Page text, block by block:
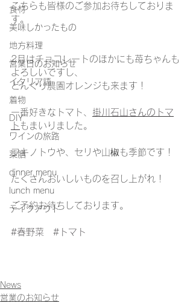
食材
美味しかったもの
地方料理
営業日のお知らせ
イタリア語
着物
DIY
ワインの旅路
薬膳
dinner menu
lunch menu
テイクアウト
こちらも皆様のご参加お待ちしておりま
す。
2月はチョコレートのほかにも苺ちゃんも
よろしいですし、
どんぐり農園オレンジも来ます！
一番好きなトマト、 掛川石山さんのトマ
ト もまいりました。
フキノトウや、セリや山椒も季節です！
たくさんおいしいものを召し上がれ！
ご予約お待ちしております。
#春野菜 #トマト
News
営業のお知らせ